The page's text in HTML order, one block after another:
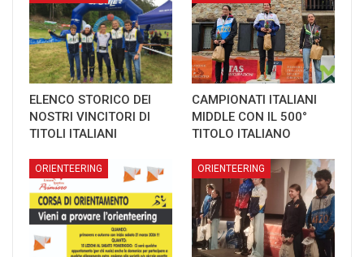
ELENCO STORICO DEI
NOSTRI VINCITORI DI
TITOLI ITALIANI
CAMPIONATI ITALIANI
MIDDLE CON IL 500°
TITOLO ITALIANO
ORIENTEERING ORIENTEERING